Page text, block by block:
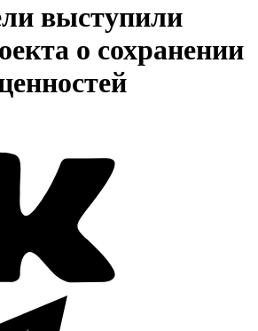
выступили
о сохранении